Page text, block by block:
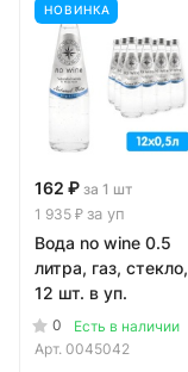
НОВИНКА
162 ₽ за 1 шт
1 935 ₽ за уп
Вода no wine 0.5
литра, газ, стекло,
12 шт. в уп.
0
Есть в наличии
Арт. 0045042